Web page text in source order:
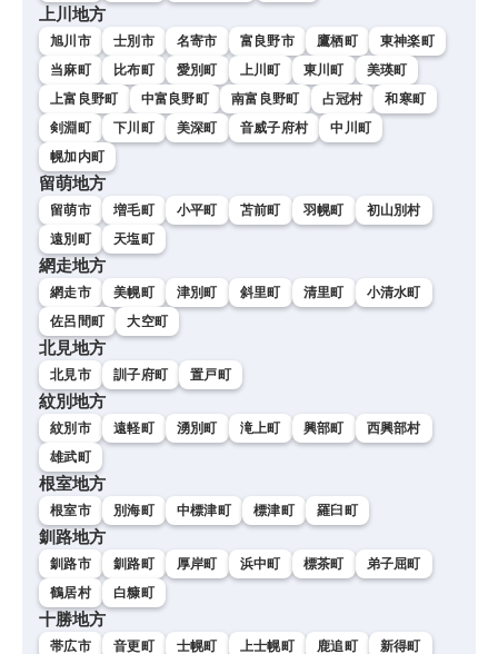
上川地方
旭川市 士別市 名寄市 富良野市 鷹栖町
東神楽町
当麻町
比布町 愛別町 上川町 東川町
美瑛町
上富良野町
中富良野町 南富良野町 占冠村
和寒町
剣淵町
下川町 美深町 音威子府村
中川町
幌加内町
留萌地方
留萌市 増毛町 小平町 苫前町 羽幌町
初山別村
遠別町
天塩町
網走地方
網走市 美幌町 津別町 斜里町 清里町
小清水町
佐呂間町
大空町
北見地方
北見市 訓子府町 置戸町
紋別地方
紋別市 遠軽町 湧別町 滝上町 興部町
西興部村
雄武町
根室地方
根室市 別海町 中標津町 標津町 羅臼町
釧路地方
釧路市 釧路町 厚岸町 浜中町 標茶町
弟子屈町
鶴居村
白糠町
十勝地方
帯広市 音更町 士幌町 上士幌町 鹿追町 新得町